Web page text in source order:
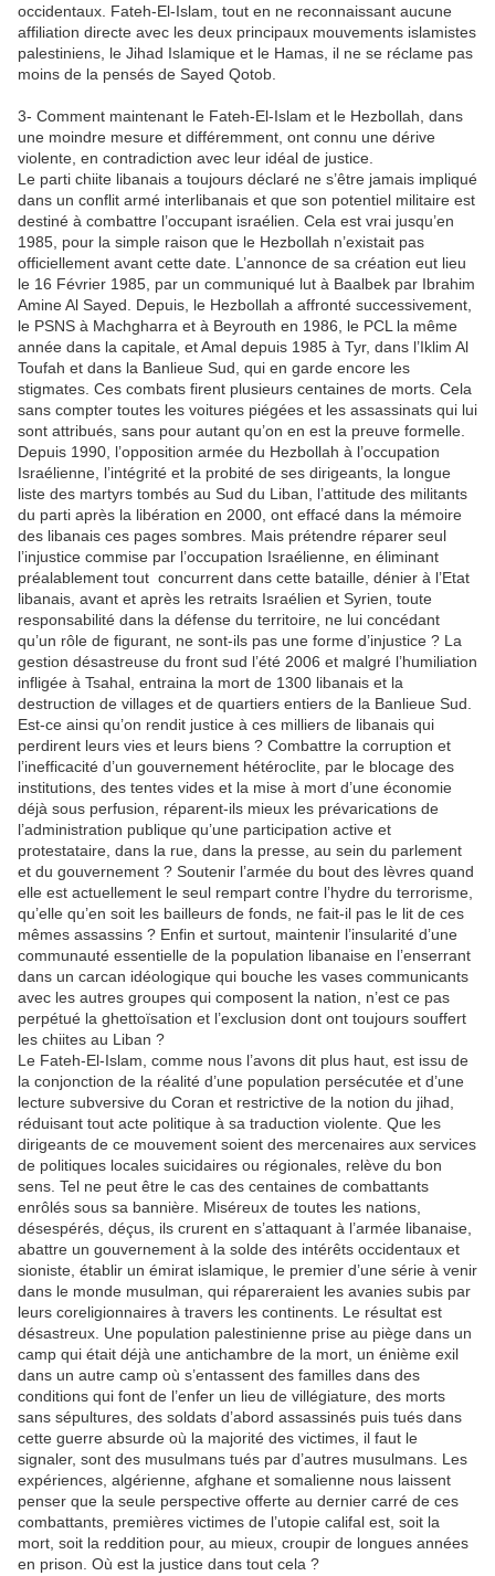
occidentaux. Fateh-El-Islam, tout en ne reconnaissant aucune
affiliation directe avec les deux principaux mouvements islamistes
palestiniens, le Jihad Islamique et le Hamas, il ne se réclame pas
moins de la pensés de Sayed Qotob.
3- Comment maintenant le Fateh-El-Islam et le Hezbollah, dans
une moindre mesure et différemment, ont connu une dérive
violente, en contradiction avec leur idéal de justice.
Le parti chiite libanais a toujours déclaré ne s’être jamais impliqué
dans un conflit armé interlibanais et que son potentiel militaire est
destiné à combattre l’occupant israélien. Cela est vrai jusqu’en
1985, pour la simple raison que le Hezbollah n’existait pas
officiellement avant cette date. L’annonce de sa création eut lieu
le 16 Février 1985, par un communiqué lut à Baalbek par Ibrahim
Amine Al Sayed. Depuis, le Hezbollah a affronté successivement,
le PSNS à Machgharra et à Beyrouth en 1986, le PCL la même
année dans la capitale, et Amal depuis 1985 à Tyr, dans l’Iklim Al
Toufah et dans la Banlieue Sud, qui en garde encore les
stigmates. Ces combats firent plusieurs centaines de morts. Cela
sans compter toutes les voitures piégées et les assassinats qui lui
sont attribués, sans pour autant qu’on en est la preuve formelle.
Depuis 1990, l’opposition armée du Hezbollah à l’occupation
Israélienne, l’intégrité et la probité de ses dirigeants, la longue
liste des martyrs tombés au Sud du Liban, l’attitude des militants
du parti après la libération en 2000, ont effacé dans la mémoire
des libanais ces pages sombres. Mais prétendre réparer seul
l’injustice commise par l’occupation Israélienne, en éliminant
préalablement tout concurrent dans cette bataille, dénier à l’Etat
libanais, avant et après les retraits Israélien et Syrien, toute
responsabilité dans la défense du territoire, ne lui concédant
qu’un rôle de figurant, ne sont-ils pas une forme d’injustice ? La
gestion désastreuse du front sud l’été 2006 et malgré l’humiliation
infligée à Tsahal, entraina la mort de 1300 libanais et la
destruction de villages et de quartiers entiers de la Banlieue Sud.
Est-ce ainsi qu’on rendit justice à ces milliers de libanais qui
perdirent leurs vies et leurs biens ? Combattre la corruption et
l’inefficacité d’un gouvernement hétéroclite, par le blocage des
institutions, des tentes vides et la mise à mort d’une économie
déjà sous perfusion, réparent-ils mieux les prévarications de
l’administration publique qu’une participation active et
protestataire, dans la rue, dans la presse, au sein du parlement
et du gouvernement ? Soutenir l’armée du bout des lèvres quand
elle est actuellement le seul rempart contre l’hydre du terrorisme,
qu’elle qu’en soit les bailleurs de fonds, ne fait-il pas le lit de ces
mêmes assassins ? Enfin et surtout, maintenir l’insularité d’une
communauté essentielle de la population libanaise en l’enserrant
dans un carcan idéologique qui bouche les vases communicants
avec les autres groupes qui composent la nation, n’est ce pas
perpétué la ghettoïsation et l’exclusion dont ont toujours souffert
les chiites au Liban ?
Le Fateh-El-Islam, comme nous l’avons dit plus haut, est issu de
la conjonction de la réalité d’une population persécutée et d’une
lecture subversive du Coran et restrictive de la notion du jihad,
réduisant tout acte politique à sa traduction violente. Que les
dirigeants de ce mouvement soient des mercenaires aux services
de politiques locales suicidaires ou régionales, relève du bon
sens. Tel ne peut être le cas des centaines de combattants
enrôlés sous sa bannière. Miséreux de toutes les nations,
désespérés, déçus, ils crurent en s’attaquant à l’armée libanaise,
abattre un gouvernement à la solde des intérêts occidentaux et
sioniste, établir un émirat islamique, le premier d’une série à venir
dans le monde musulman, qui répareraient les avanies subis par
leurs coreligionnaires à travers les continents. Le résultat est
désastreux. Une population palestinienne prise au piège dans un
camp qui était déjà une antichambre de la mort, un énième exil
dans un autre camp où s’entassent des familles dans des
conditions qui font de l’enfer un lieu de villégiature, des morts
sans sépultures, des soldats d’abord assassinés puis tués dans
cette guerre absurde où la majorité des victimes, il faut le
signaler, sont des musulmans tués par d’autres musulmans. Les
expériences, algérienne, afghane et somalienne nous laissent
penser que la seule perspective offerte au dernier carré de ces
combattants, premières victimes de l’utopie califal est, soit la
mort, soit la reddition pour, au mieux, croupir de longues années
en prison. Où est la justice dans tout cela ?